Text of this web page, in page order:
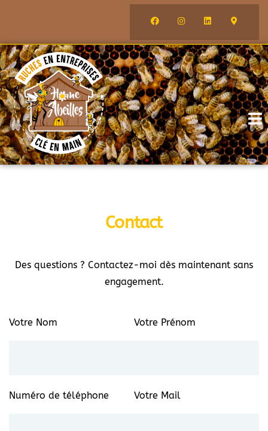
Contact
Des questions ? Contactez-moi dès maintenant sans
engagement.
Votre Nom Votre Prénom
Numéro de téléphone Votre Mail